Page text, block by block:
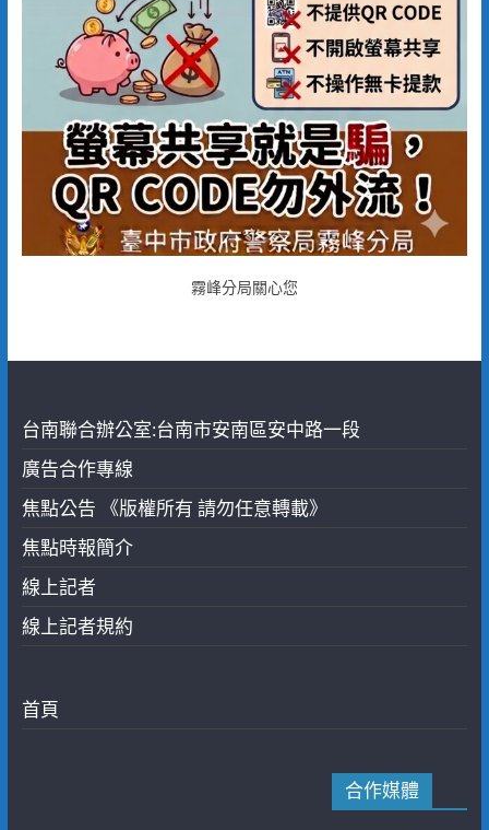
霧峰分局關心您
台南聯合辦公室:台南市安南區安中路一段
廣告合作專線
焦點公告 《版權所有 請勿任意轉載》
焦點時報簡介
線上記者
線上記者規約
首頁
合作媒體